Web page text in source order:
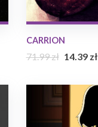
CARRION
71.99 zł 14.39 zł